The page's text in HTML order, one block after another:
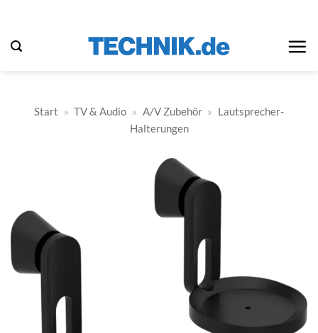
springen
Start » TV & Audio » A/V Zubehör » Lautsprecher-
Halterungen